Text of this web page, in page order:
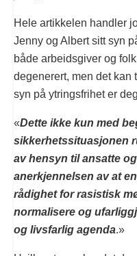
Hele artikkelen handler
Jenny og Albert sitt syn
både arbeidsgiver og
degenerert, men det kan
syn på ytringsfrihet er
«Dette ikke kun med
sikkerhetssituasjonen
av hensyn til ansatte
anerkjennelsen av at
rådighet for rasistisk
normalisere og
og livsfarlig agenda.»